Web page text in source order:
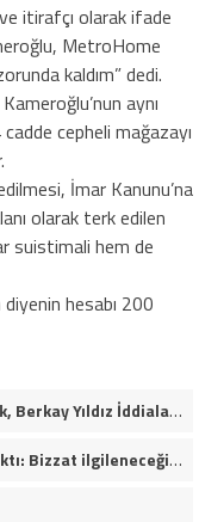
itirafçı olarak ifade
MetroHome
kaldım” dedi.
aynı
cepheli mağazayı
İmar Kanunu’na
olarak terk edilen
suistimali hem de
hesabı 200
Yeraltı Dünyasında ‘Yeni Nesil’ Hareketlilik, Berkay Yıldız İddiaları Soruşturma Dosyalarına Yansıdı!
Eren Kaşıkçı’nın kızına Acun Ilıcalı sahip çıktı: Bizzat ilgileneceğim